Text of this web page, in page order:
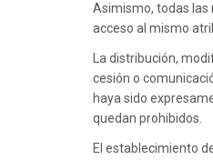
Asimismo, todas las
acceso al mismo
La distribución,
cesión o
haya sido
quedan prohibidos.
El establecimiento